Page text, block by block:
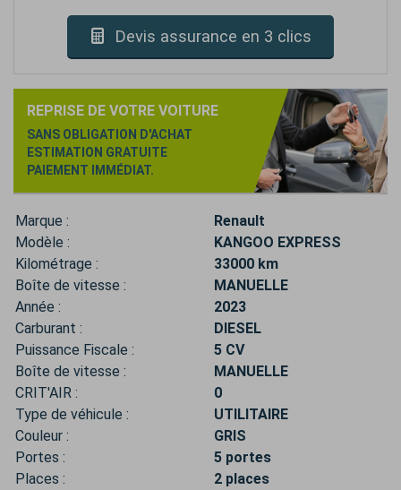
Devis assurance en 3 clics
REPRISE DE VOTRE VOITURE
SANS OBLIGATION D'ACHAT
ESTIMATION GRATUITE
PAIEMENT IMMÉDIAT.
Marque :
Renault
Modèle :
KANGOO EXPRESS
Kilométrage :
33000 km
Boîte de vitesse :
MANUELLE
Année :
2023
Carburant :
DIESEL
Puissance Fiscale :
5 CV
Boîte de vitesse :
MANUELLE
CRIT'AIR :
0
Type de véhicule :
UTILITAIRE
Couleur :
GRIS
Portes :
5 portes
Places :
2 places